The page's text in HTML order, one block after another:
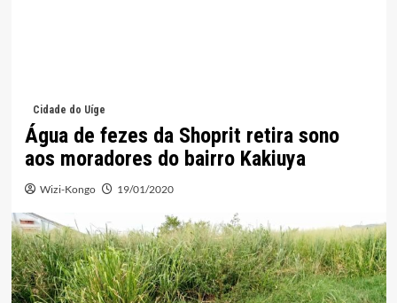
Cidade do Uíge
Água de fezes da Shoprit retira sono
aos moradores do bairro Kakiuya
Wizi-Kongo 19/01/2020